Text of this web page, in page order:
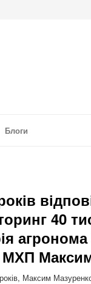
Блоги
40
Максим